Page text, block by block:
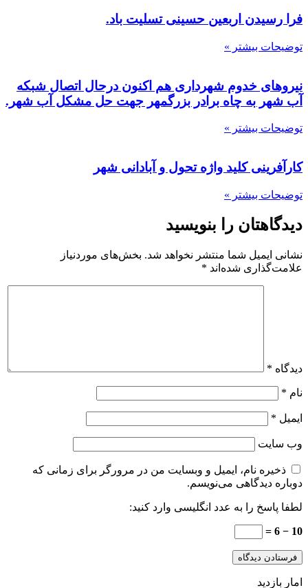
فرا رسیدن اربعین حسینی تسلیت باد.
توضیحات بیشتر »
نیروهای خدوم شهرداری هم اکنون درحال اتصال شبکه
آب شهر به چاه برادر بزرگمهر جهت حل مشکل آب شهر.
توضیحات بیشتر »
کارآفرینی کلید واژه تحول و آبادانی شهر
توضیحات بیشتر »
دیدگاهتان را بنویسید
نشانی ایمیل شما منتشر نخواهد شد. بخش‌های موردنیاز
علامت‌گذاری شده‌اند *
دیدگاه *
نام *
ایمیل *
وب‌ سایت
ذخیره نام، ایمیل و وبسایت من در مرورگر برای زمانی که
دوباره دیدگاهی می‌نویسم.
لطفا پاسخ را به عدد انگلیسی وارد کنید:
10 − 6 =
امار بازدید